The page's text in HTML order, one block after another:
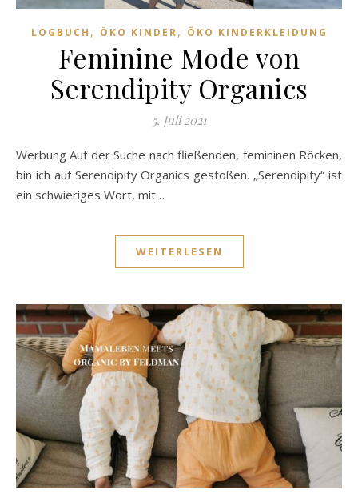
LOGBUCH , ÖKO KINDER, ÖKO KINDERKLEIDUNG
Feminine Mode von
Serendipity Organics
5. Juli 2021
Werbung Auf der Suche nach fließenden, femininen Röcken,
bin ich auf Serendipity Organics gestoßen. „Serendipity“ ist
ein schwieriges Wort, mit…
WEITERLESEN